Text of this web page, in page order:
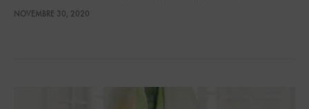
érotique élaboré par l’artiste en 2013 dans le cadre d’une…
NOVEMBRE 30, 2020